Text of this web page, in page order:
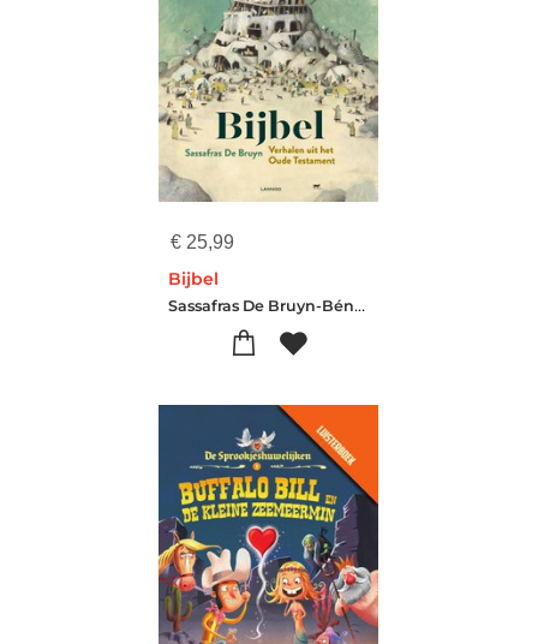
€ 25,99
Bijbel
Sassafras De Bruyn-Bénédicte Lemmelijn-Sylvia Vanden Heede